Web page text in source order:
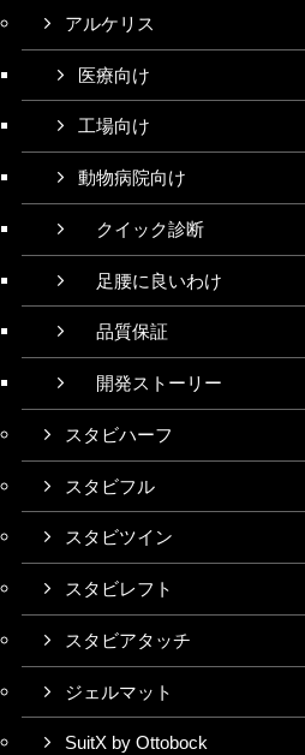
アルケリス
医療向け
工場向け
動物病院向け
クイック診断
足腰に良いわけ
品質保証
開発ストーリー
スタビハーフ
スタビフル
スタビツイン
スタビレフト
スタビアタッチ
ジェルマット
SuitX by Ottobock